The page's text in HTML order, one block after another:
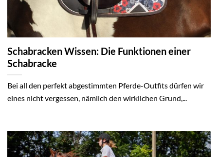
Schabracken Wissen: Die Funktionen einer
Schabracke
Bei all den perfekt abgestimmten Pferde-Outfits dürfen wir
eines nicht vergessen, nämlich den wirklichen Grund,...